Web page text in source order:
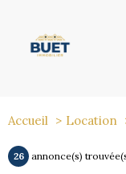
Accueil Location
26 annonce(s)